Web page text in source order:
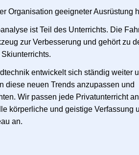
Organisation geeigneter Ausrüstung
ist Teil des Unterrichts. Die
zur Verbesserung und gehört zu
entwickelt sich ständig weiter
diese neuen Trends anzupassen und
Wir passen jede Privatunterricht
körperliche und geistige Verfassung
an.